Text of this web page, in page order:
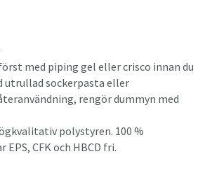
med piping gel eller crisco innan du
utrullad sockerpasta eller
rengör dummyn med
polystyren. 100 %
CFK och HBCD fri.